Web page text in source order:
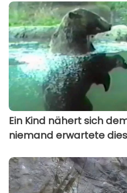
Ein Kind nähert sich
niemand erwartete